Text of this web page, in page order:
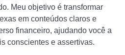
Meu objetivo é transformar
em conteúdos claros e
financeiro, ajudando você a
conscientes e assertivas.